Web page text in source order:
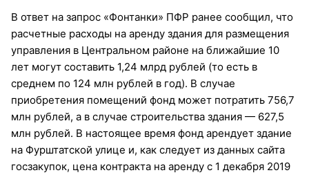
В ответ на запрос «Фонтанки» ПФР ранее сообщил, что
расчетные расходы на аренду здания для размещения
управления в Центральном районе на ближайшие 10
лет могут составить 1,24 млрд рублей (то есть в
среднем по 124 млн рублей в год). В случае
приобретения помещений фонд может потратить 756,7
млн рублей, а в случае строительства здания — 627,5
млн рублей. В настоящее время фонд арендует здание
на Фурштатской улице и, как следует из данных сайта
госзакупок, цена контракта на аренду с 1 декабря 2019